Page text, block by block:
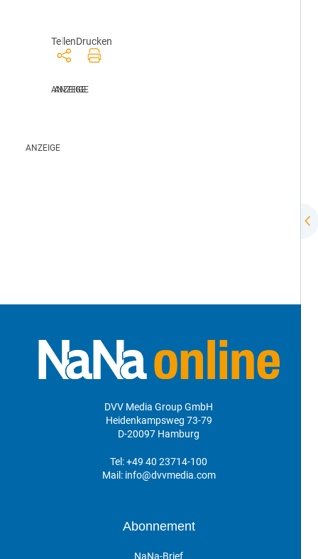
TeilenDrucken
DVV Media Group GmbH
Heidenkampsweg 73-79
D-20097 Hamburg
Tel:+49 40 23714-100
Mail: info@dvvmedia.com
Abonnement
NaNa-Brief